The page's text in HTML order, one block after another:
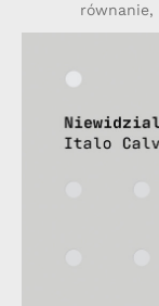
równanie,